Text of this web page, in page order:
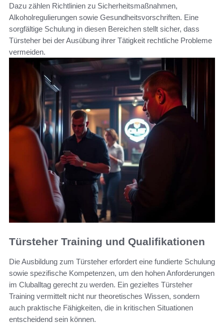
Dazu zählen Richtlinien zu Sicherheitsmaßnahmen,
Alkoholregulierungen sowie Gesundheitsvorschriften. Eine
sorgfältige Schulung in diesen Bereichen stellt sicher, dass
Türsteher bei der Ausübung ihrer Tätigkeit rechtliche Probleme
vermeiden.
Türsteher Training und Qualifikationen
Die Ausbildung zum Türsteher erfordert eine fundierte Schulung
sowie spezifische Kompetenzen, um den hohen Anforderungen
im Cluballtag gerecht zu werden. Ein gezieltes Türsteher
Training vermittelt nicht nur theoretisches Wissen, sondern
auch praktische Fähigkeiten, die in kritischen Situationen
entscheidend sein können.